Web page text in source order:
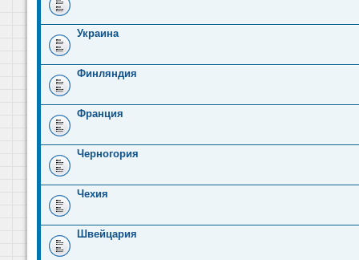
Украина
Финляндия
Франция
Черногория
Чехия
Швейцария